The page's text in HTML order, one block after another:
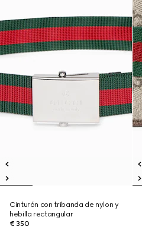
Cinturón con tribanda de nylon y
hebilla rectangular
€ 350